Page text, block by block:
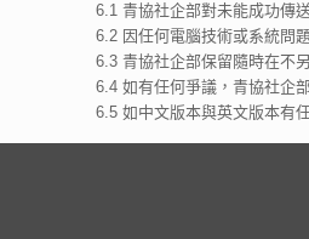
6.1 青協社企部對未能成功傳
6.2 因任何電腦技術或系統問
6.3 青協社企部保留隨時在不
6.4 如有任何爭議，青協社企
6.5 如中文版本與英文版本有